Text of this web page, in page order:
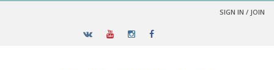
SIGN IN / JOIN